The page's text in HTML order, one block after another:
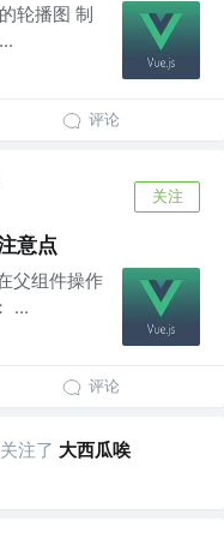
轮播图 制
评论
关注
意点
父组件操作
...
评论
关注了 大西瓜唉